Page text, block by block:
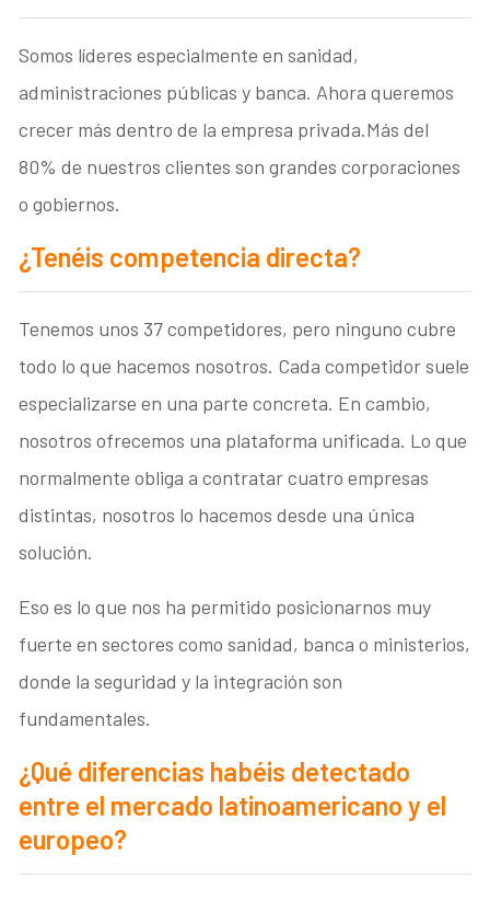
Somos líderes especialmente en sanidad,
administraciones públicas y banca. Ahora queremos
crecer más dentro de la empresa privada.Más del
80% de nuestros clientes son grandes corporaciones
o gobiernos.
¿Tenéis competencia directa?
Tenemos unos 37 competidores, pero ninguno cubre
todo lo que hacemos nosotros. Cada competidor suele
especializarse en una parte concreta. En cambio,
nosotros ofrecemos una plataforma unificada. Lo que
normalmente obliga a contratar cuatro empresas
distintas, nosotros lo hacemos desde una única
solución.
Eso es lo que nos ha permitido posicionarnos muy
fuerte en sectores como sanidad, banca o ministerios,
donde la seguridad y la integración son
fundamentales.
¿Qué diferencias habéis detectado
entre el mercado latinoamericano y el
europeo?